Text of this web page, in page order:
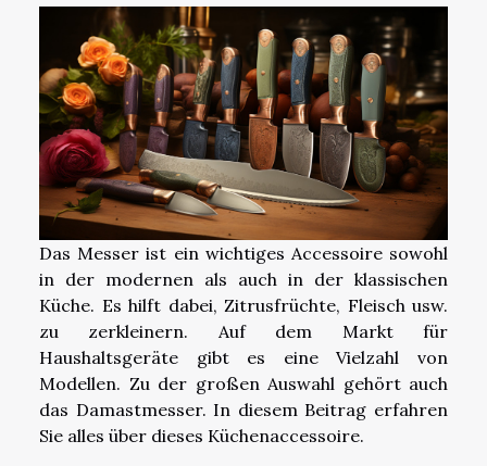
Das Messer ist ein wichtiges Accessoire sowohl
in der modernen als auch in der klassischen
Küche. Es hilft dabei, Zitrusfrüchte, Fleisch usw.
zu zerkleinern. Auf dem Markt für
Haushaltsgeräte gibt es eine Vielzahl von
Modellen. Zu der großen Auswahl gehört auch
das Damastmesser. In diesem Beitrag erfahren
Sie alles über dieses Küchenaccessoire.